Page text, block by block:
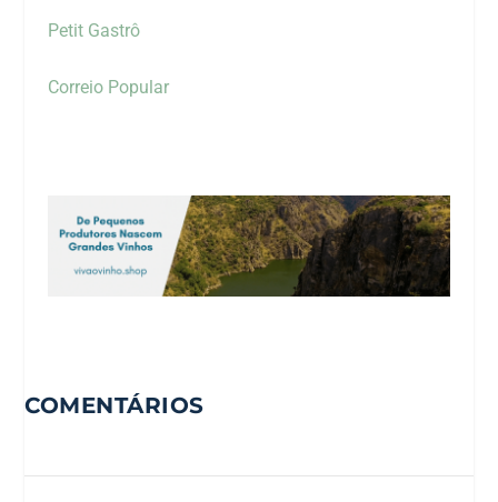
Petit Gastrô
Correio Popular
COMENTÁRIOS